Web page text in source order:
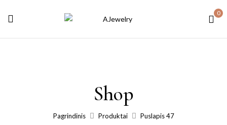
0
Shop
Pagrindinis Produktai Puslapis 47